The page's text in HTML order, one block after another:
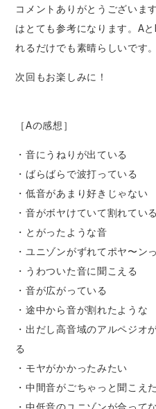
コメントありがとうございま
はとても参考になります。A
れるだけでも素晴らしいです。
次回もお楽しみに！
［Aの感想］
・音にうねりが出ている
・ばらばらで波打っている
・低音があまり好きじゃない
・音がボヤけていて割れている
・とがったような音
・ユニゾンがずれてポヤ〜ン
・うわついた音に聞こえる
・音が広がっている
・途中から音が割れたような
・出だし高音域のアルペジオ
る
・モヤがかかったみたい
・中間音がごちゃっと聞こえた